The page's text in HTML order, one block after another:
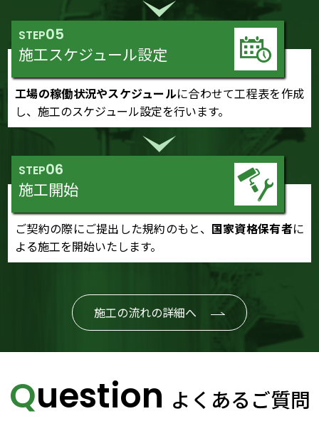
STEP05
施工スケジュール設定
工場の稼働状況やスケジュールに合わせて工程表を作成
し、施工のスケジュール設定を行います。
STEP06
施工開始
ご契約の際にご提出した規約のもと、 国家資格保有者に
よる施工を開始いたします。
施工の流れの詳細へ
Question よくあるご質問